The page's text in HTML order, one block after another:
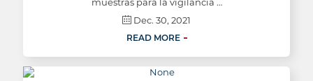
Dec. 30, 2021
READ MORE